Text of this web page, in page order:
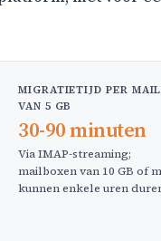
MIGRATIETIJD PER
VAN 5 GB
30-90 minuten
Via IMAP-streaming;
mailboxen van 10 GB of
kunnen enkele uren